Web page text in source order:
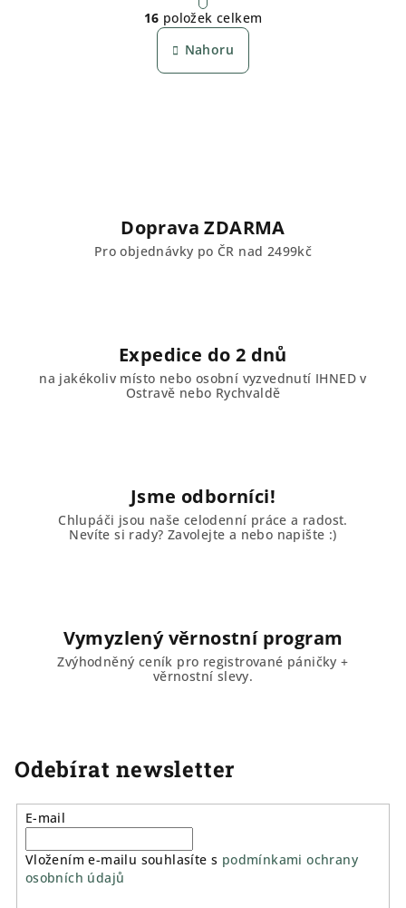
v
l
á
k
y
s
u
r
á
n
k
o
16 položek celkem
Nahoru
Doprava ZDARMA
Pro objednávky po ČR nad 2499kč
Expedice do 2 dnů
na jakékoliv místo nebo osobní vyzvednutí IHNED v
Ostravě nebo Rychvaldě
Jsme odborníci!
Chlupáči jsou naše celodenní práce a radost.
Nevíte si rady? Zavolejte a nebo napište :)
Vymyzlený věrnostní program
Zvýhodněný ceník pro registrované páničky +
věrnostní slevy.
Odebírat newsletter
E-mail
Vložením e-mailu souhlasíte s podmínkami ochrany
osobních údajů